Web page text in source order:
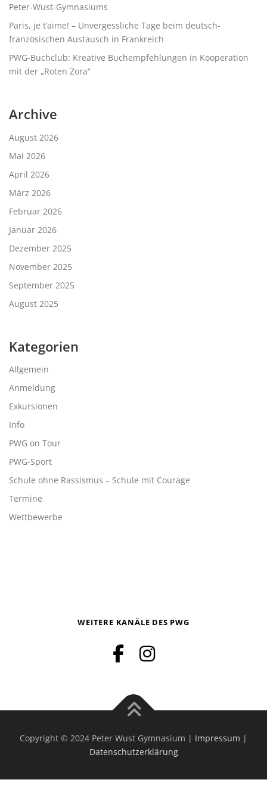
Peter-Wust-Gymnasiums
Paris, je t‘aime! – Unvergessliche Tage beim deutsch-
französischen Austausch in Frankreich
PWG-Buchclub: Kreative Buchempfehlungen in Kooperation
mit der „Roten Zora“
Archive
August 2026
Mai 2026
April 2026
März 2026
Februar 2026
Januar 2026
Dezember 2025
November 2025
September 2025
August 2025
Kategorien
Allgemein
Anmeldung
Exkursionen
Info
PWG on Tour
PWG-Sport
Schule ohne Rassismus – Schule mit Courage
Termine
Wettbewerbe
WEITERE KANÄLE DES PWG
Copyright © 2024 Peter Wust Gymnasium | Impressum |
Datenschutzerklärung